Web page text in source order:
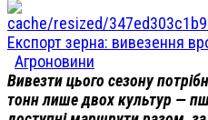
Експорт зерна: вивезення
Агроновини
Вивезти цього сезону
тонн лише двох культур —